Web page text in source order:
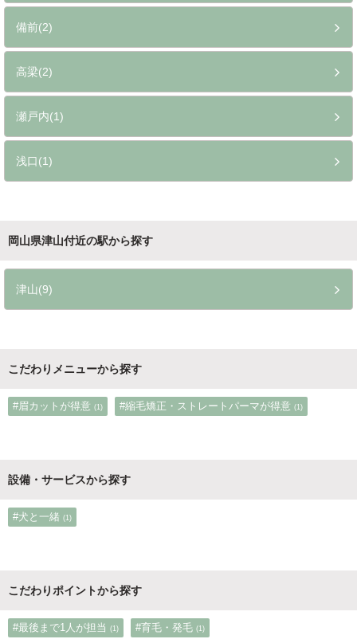
備前(2)
高梁(2)
瀬戸内(1)
浅口(1)
岡山県津山付近の駅から探す
津山(9)
こだわりメニューから探す
#眉カットが得意 (1) #縮毛矯正・ストレートパーマが得意 (1)
設備・サービスから探す
#犬と一緒 (1)
こだわりポイントから探す
#最後まで1人が担当 (1) #育毛・発毛 (1)